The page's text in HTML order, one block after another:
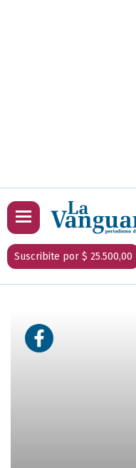
Suscribite por $ 25.500,00